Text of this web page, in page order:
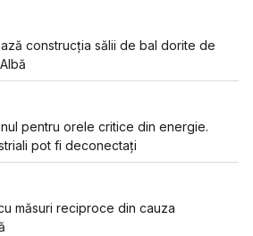
construcția sălii de bal dorite de
pentru orele critice din energie.
pot fi deconectați
măsuri reciproce din cauza